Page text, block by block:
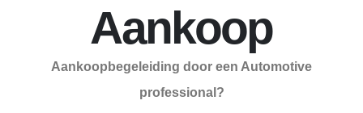
Aankoop
Aankoopbegeleiding door een Automotive
professional?